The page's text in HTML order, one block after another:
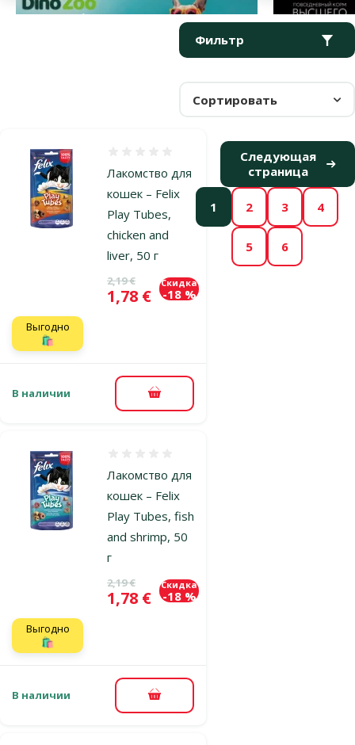
Фильтр
Сортировать
Продукты в категории Лакомства для пожилых кошек
Лакомство для
кошек – Felix
Play Tubes,
chicken and
liver, 50 г
Исходная цена
2,19 €
Цена
1,78 €
Скидка
-18 %
Выгодно
🛍️
В наличии В корзину
Лакомство для
кошек – Felix
Play Tubes, fish
and shrimp, 50
г
Исходная цена
2,19 €
Цена
1,78 €
Скидка
-18 %
Выгодно
🛍️
В наличии В корзину
1 2 3 4
5 6
Следующая
страница